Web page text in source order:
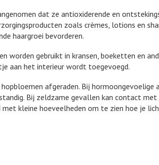
dat ze antioxiderende en
zoals crèmes, lotions en
haargroei bevorderen.
worden gebruikt in kransen, boeketten en
aan het interieur wordt toegevoegd.
afgeraden. Bij hormoongevoelige
Bij zeldzame gevallen kan contact
kleine hoeveelheden om te zien hoe je